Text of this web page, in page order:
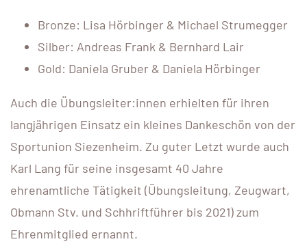
Bronze: Lisa Hörbinger & Michael Strumegger
Silber: Andreas Frank & Bernhard Lair
Gold: Daniela Gruber & Daniela Hörbinger
Auch die Übungsleiter:innen erhielten für ihren
langjährigen Einsatz ein kleines Dankeschön von der
Sportunion Siezenheim. Zu guter Letzt wurde auch
Karl Lang für seine insgesamt 40 Jahre
ehrenamtliche Tätigkeit (Übungsleitung, Zeugwart,
Obmann Stv. und Schhriftführer bis 2021) zum
Ehrenmitglied ernannt.